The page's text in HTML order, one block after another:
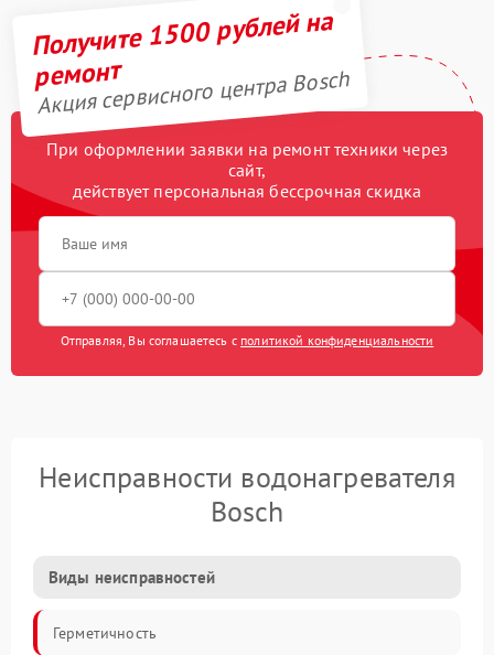
Получите 1500 рублей на
ремонт
Акция сервисного центра Bosch
При оформлении заявки на ремонт техники через
сайт,
действует персональная бессрочная скидка
Отправляя, Вы соглашаетесь с политикой конфиденциальности
Неисправности водонагревателя
Bosch
Виды неисправностей
Герметичность